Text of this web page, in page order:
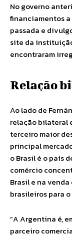
No governo
financiamentos
passada e
site da
encontraram
Relação
Ao lado de
relação bilateral
terceiro maior
principal
o Brasil é o país
comércio
Brasil e na
brasileiros para
“A Argentina é,
parceiro